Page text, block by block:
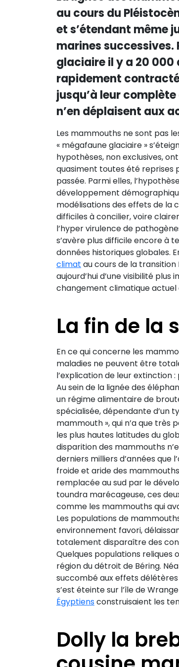
au cours du
et s’étendant même
marines successives.
glaciaire il y a 20 000
rapidement
jusqu’à leur
n’en déplaisent aux
Les mammouths ne sont pas
« mégafaune glaciaire »
hypothèses, non exclusives,
quasiment toutes été reprises
passée. Parmi elles,
développement
modélisations des effets de la
difficiles à concilier, voire
l’hyper virulence de
s’avère plus difficile encore à
données historiques globales.
climat au cours de la
aujourd’hui d’une visibilité
changement climatique actuel
La fin de la
En ce qui concerne les
maladies ne peuvent être
l’explication de leur extinction
Au sein de la lignée des
un régime alimentaire de
spécialisée, dépendante d’un
mammouth », qui n’a que très
les plus hautes latitudes du
disparition des mammouths
derniers milliers d’années que
froide et aride des
remplacée au sud par le
toundra marécageuse, ces
comme les mammouths qui
Les populations de
environnement favori,
totalement disparaître des
Quelques populations reliques
région du détroit de Béring.
succombé aux effets
s’est éteinte sur l’île de
Égyptiensconstruisaient les
Dolly la